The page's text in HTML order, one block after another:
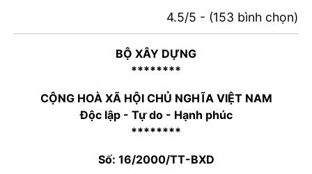
4.5/5 - (153 bình chọn)
BỘ XÂY DỰNG
********
CỘNG HOÀ XÃ HỘI CHỦ NGHĨA VIỆT NAM
Độc lập - Tự do - Hạnh phúc
********
Số: 16/2000/TT-BXD